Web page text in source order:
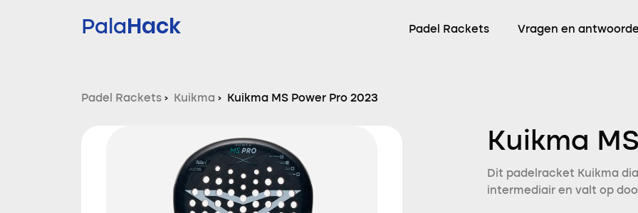
PalaHack Padel Rackets Vragen en
Padel Rackets › Kuikma › Kuikma MS Power Pro 2023
Kuikma
Dit padelracket Kuikma
intermediair en valt op